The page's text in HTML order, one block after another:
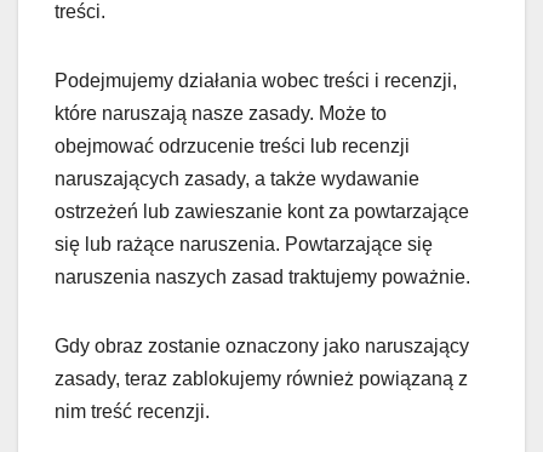
treści.
Podejmujemy działania wobec treści i recenzji,
które naruszają nasze zasady. Może to
obejmować odrzucenie treści lub recenzji
naruszających zasady, a także wydawanie
ostrzeżeń lub zawieszanie kont za powtarzające
się lub rażące naruszenia. Powtarzające się
naruszenia naszych zasad traktujemy poważnie.
Gdy obraz zostanie oznaczony jako naruszający
zasady, teraz zablokujemy również powiązaną z
nim treść recenzji.